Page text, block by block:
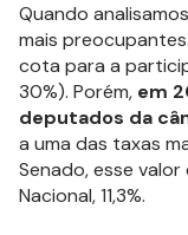
Quando
mais
cota para a
30%). Porém, em
deputados da
a uma das taxas
Senado, esse
Nacional, 11,3%.